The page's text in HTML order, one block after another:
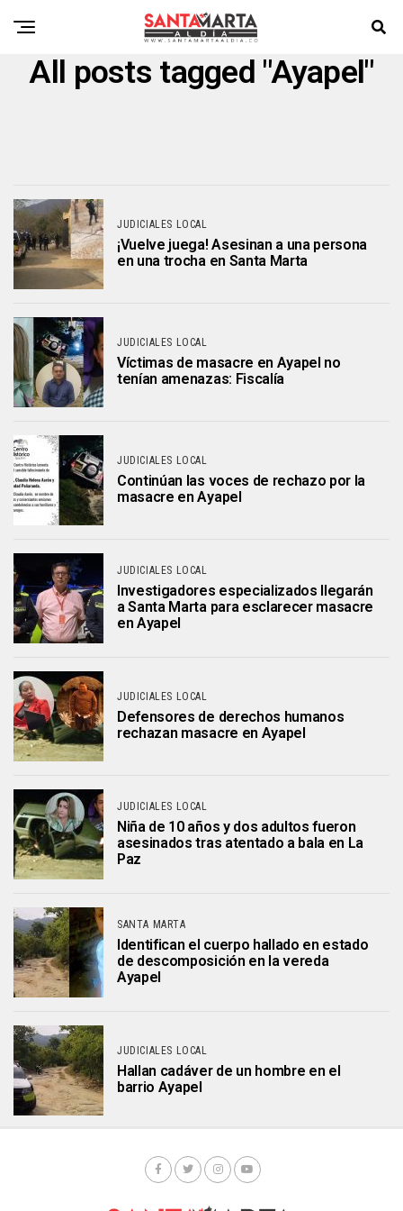
All posts tagged "Ayapel"
JUDICIALES LOCAL
¡Vuelve juega! Asesinan a una persona
en una trocha en Santa Marta
JUDICIALES LOCAL
Víctimas de masacre en Ayapel no
tenían amenazas: Fiscalía
JUDICIALES LOCAL
Continúan las voces de rechazo por la
masacre en Ayapel
JUDICIALES LOCAL
Investigadores especializados llegarán
a Santa Marta para esclarecer masacre
en Ayapel
JUDICIALES LOCAL
Defensores de derechos humanos
rechazan masacre en Ayapel
JUDICIALES LOCAL
Niña de 10 años y dos adultos fueron
asesinados tras atentado a bala en La
Paz
SANTA MARTA
Identifican el cuerpo hallado en estado
de descomposición en la vereda
Ayapel
JUDICIALES LOCAL
Hallan cadáver de un hombre en el
barrio Ayapel